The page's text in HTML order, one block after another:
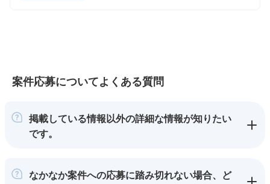
案件応募についてよくある質問
掲載している情報以外の詳細な情報が知りたい
です。
なかなか案件への応募に踏み切れない場合、ど